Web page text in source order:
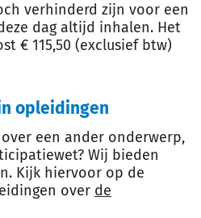
verhinderd zijn voor een
dag altijd inhalen. Het
€ 115,50 (exclusief btw)
opleidingen
een ander onderwerp,
Wij bieden
Kijk hiervoor op de
over de